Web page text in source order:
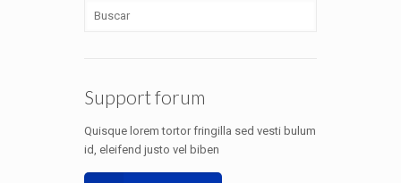
Support forum
Quisque lorem tortor fringilla sed vesti bulum
id, eleifend justo vel biben